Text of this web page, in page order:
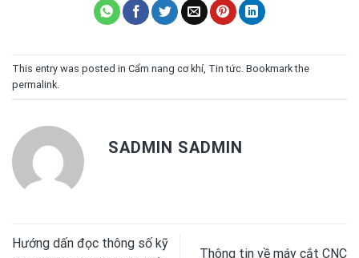
This entry was posted in Cẩm nang cơ khí Tin tức . Bookmark the
permalink
SADMIN SADMIN
Hướng dấn đọc thông số kỹ
Thông tin về máy cắt CNC